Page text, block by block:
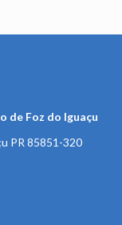
de Foz do Iguaçu
PR 85851-320